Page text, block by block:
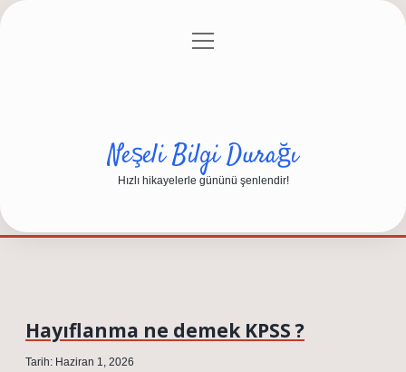
Gizlilik Politikası
menüyü
Neşeli Bilgi Durağı
Hızlı hikayelerle gününü şenlendir!
Hayıflanma ne demek KPSS ?
Tarih: Haziran 1, 2026